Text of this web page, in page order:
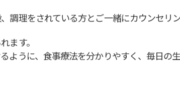
調理をされている方とご一緒にカウンセリ
ます。
ように、食事療法を分かりやすく、毎日の